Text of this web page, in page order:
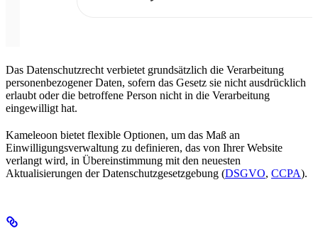
Das Datenschutzrecht verbietet grundsätzlich die Verarbeitung
personenbezogener Daten, sofern das Gesetz sie nicht ausdrücklich
erlaubt oder die betroffene Person nicht in die Verarbeitung
eingewilligt hat.
Kameleoon bietet flexible Optionen, um das Maß an
Einwilligungsverwaltung zu definieren, das von Ihrer Website
verlangt wird, in Übereinstimmung mit den neuesten
Aktualisierungen der Datenschutzgesetzgebung (DSGVO, CCPA).